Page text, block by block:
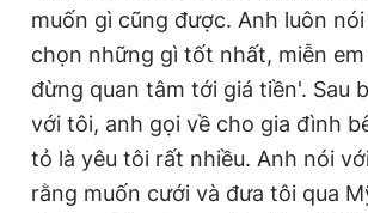
muốn gì cũng được. Anh luôn
chọn những gì tốt nhất, miễn em
đừng quan tâm tới giá tiền'. Sau
với tôi, anh gọi về cho gia đình
tỏ là yêu tôi rất nhiều. Anh nói
rằng muốn cưới và đưa tôi qua